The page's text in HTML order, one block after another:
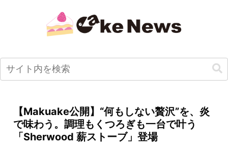
【Makuake公開】“何もしない贅沢”を、炎
で味わう。調理もくつろぎも一台で叶う
「Sherwood 薪ストーブ」登場